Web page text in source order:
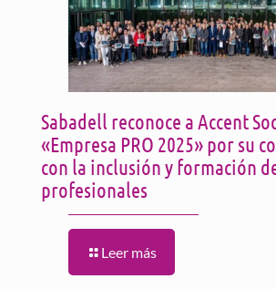
Sabadell reconoce a Accent
«Empresa PRO 2025» por su
con la inclusión y formación
profesionales
Leer más